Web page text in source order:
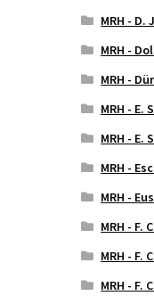
MRH - D.
MRH -
MRH -
MRH - E.
MRH - E.
MRH -
MRH -
MRH - F.
MRH - F.
MRH - F.